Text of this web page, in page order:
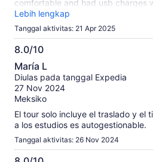
comfortable and had usb charges
enough time to go through the
want to really read and listen to
time. The bus left on time. I
home☺️
Lebih lengkap
Tanggal aktivitas: 21 Apr 2025
8.0/10
8.0
dari
10
María L
Diulas pada tanggal Expedia
27 Nov 2024
Meksiko
El tour solo incluye el traslado y el
a los estudios es autogestionable.
Tanggal aktivitas: 26 Nov 2024